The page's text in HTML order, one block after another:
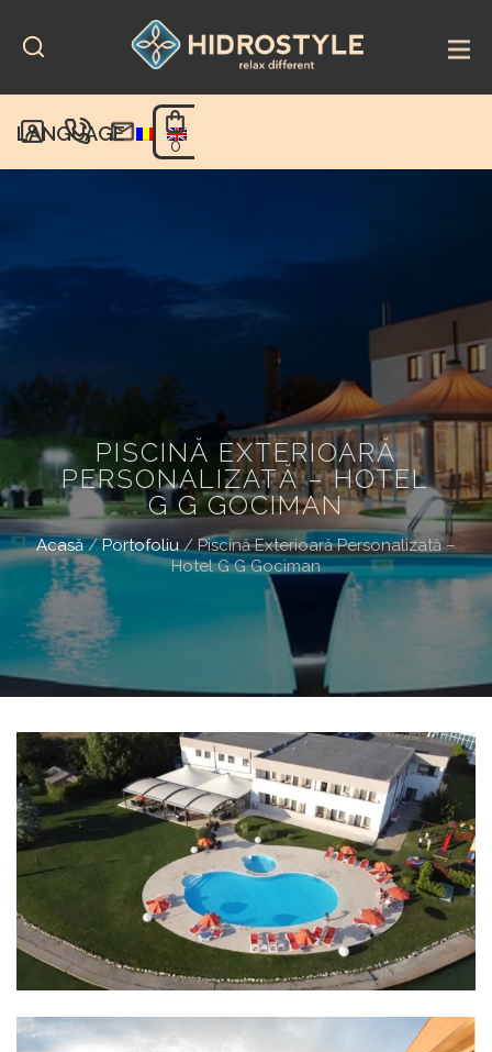
content
LANGUAGE
0
PISCINĂ EXTERIOARĂ
PERSONALIZATĂ – HOTEL
G G GOCIMAN
Acasă/Portofoliu/Piscină Exterioară Personalizată –
Hotel G G Gociman